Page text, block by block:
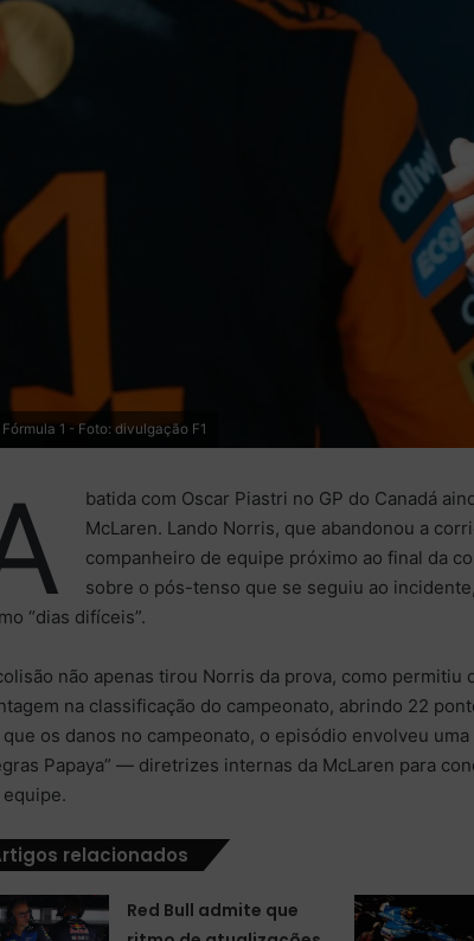
1 - Foto: divulgação F1
batida com Oscar Piastri no GP do Canadá
McLaren. Lando Norris, que abandonou a
companheiro de equipe próximo ao final da
sobre o pós-tenso que se seguiu ao
“dias difíceis”.
não apenas tirou Norris da prova, como permitiu
na classificação do campeonato, abrindo 22
que os danos no campeonato, o episódio envolveu uma
Papaya” — diretrizes internas da McLaren para
equipe.
relacionados
Red Bull admite que